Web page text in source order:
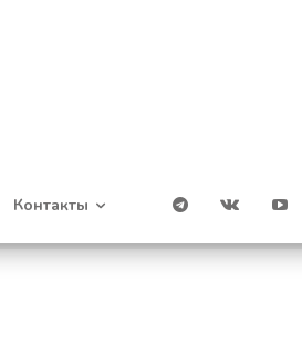
Контакты